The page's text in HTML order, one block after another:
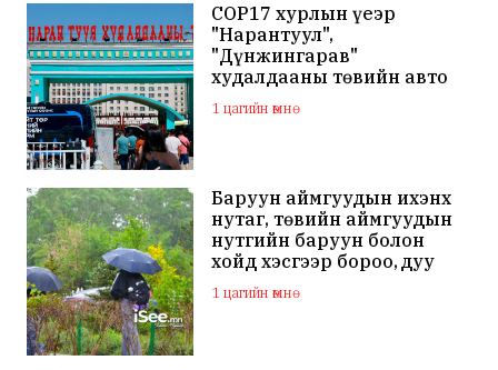
COP17 хурлын үеэр
"Нарантуул",
"Дүнжингарав"
худалдааны төвийн авто
зогсоолыг хаана
1 цагийн өмнө
Баруун аймгуудын ихэнх
нутаг, төвийн аймгуудын
нутгийн баруун болон
хойд хэсгээр бороо, дуу
цахилгаантай аадар бороо
1 цагийн өмнө